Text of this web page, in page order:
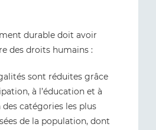
durable doit avoir
des droits humains :
sont réduites grâce
à l’éducation et à
des catégories les plus
de la population, dont